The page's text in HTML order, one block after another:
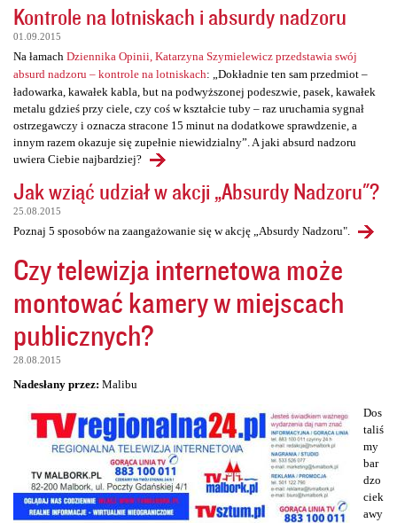
Kontrole na lotniskach i absurdy nadzoru
01.09.2015
Na łamach Dziennika Opinii, Katarzyna Szymielewicz przedstawia swój
absurd nadzoru – kontrole na lotniskach: „Dokładnie ten sam przedmiot –
ładowarka, kawałek kabla, but na podwyższonej podeszwie, pasek, kawałek
metalu gdzieś przy ciele, czy coś w kształcie tuby – raz uruchamia sygnał
ostrzegawczy i oznacza stracone 15 minut na dodatkowe sprawdzenie, a
innym razem okazuje się zupełnie niewidzialny”. A jaki absurd nadzoru
uwiera Ciebie najbardziej?
Jak wziąć udział w akcji „Absurdy Nadzoru"?
25.08.2015
Poznaj 5 sposobów na zaangażowanie się w akcję „Absurdy Nadzoru".
Czy telewizja internetowa może
montować kamery w miejscach
publicznych?
28.08.2015
Nadesłany przez: Malibu
Dos
taliś
my
bar
dzo
ciek
awy